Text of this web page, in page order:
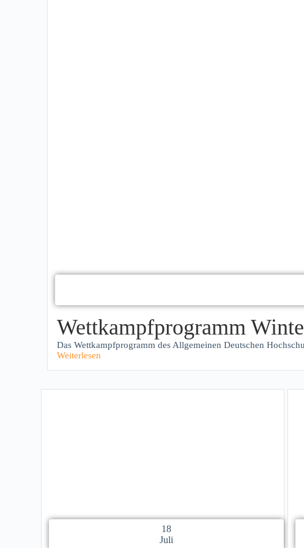
Wettkampfprogramm
Das Wettkampfprogramm des Allgemeinen Deutschen
Weiterlesen
18
Juli